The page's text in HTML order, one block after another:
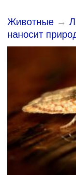
Животные →
наносит